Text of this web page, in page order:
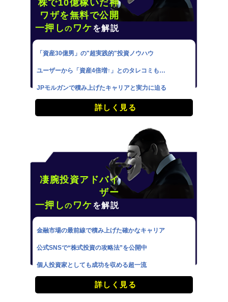
株で10億稼いだ神
ワザを無料で公開
一押しの ワケを解説
「資産30億男」の"超実践的"投資ノウハウ
ユーザーから「資産4倍増↑」とのタレコミも…
JPモルガンで積み上げたキャリアと実力に迫る
詳しく見る
凄腕投資アドバイ
ザー
一押しの ワケを解説
金融市場の最前線で積み上げた確かなキャリア
公式SNSで“株式投資の攻略法”を公開中
個人投資家としても成功を収める超一流
詳しく見る